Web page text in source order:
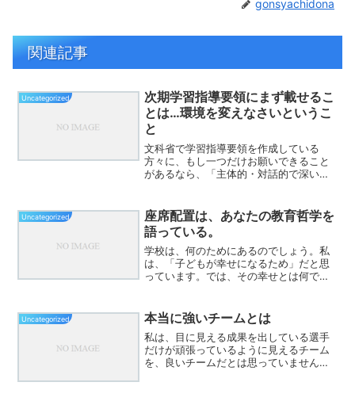
gonsyachidona
関連記事
Uncategorized
次期学習指導要領にまず載せるこ
とは…環境を変えなさいというこ
と
文科省で学習指導要領を作成している
方々に、もし一つだけお願いできること
があるなら、「主体的・対話的で深い学
と思います。下の絵を見てください。学
校教育は、この100年間で...
Uncategorized
座席配置は、あなたの教育哲学を
語っている。
学校は、何のためにあるのでしょう。私
は、「子どもが幸せになるため」だと思
っています。では、その幸せとは何でし
セロトニン。安心して過ごせること。心
も体も健康であること。第...
Uncategorized 本当に強いチームとは
私は、目に見える成果を出している選手
だけが頑張っているように見えるチーム
を、良いチームだとは思っていません。